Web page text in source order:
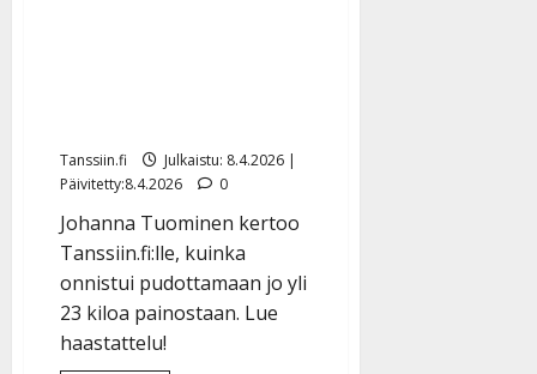
Tanssiin.fi
Julkaistu: 8.4.2026 |
Päivitetty:8.4.2026
0
Johanna Tuominen kertoo
Tanssiin.fi:lle, kuinka
onnistui pudottamaan jo yli
23 kiloa painostaan. Lue
haastattelu!